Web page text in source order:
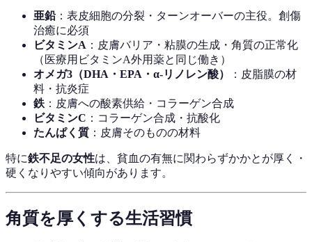
亜鉛：表皮細胞の分裂・ターンオーバーの主役。創傷
治癒に必須
ビタミンA ：皮膚バリア・粘膜の生成・角質の正常化
（医療用ビタミンA外用薬と同じ働き）
オメガ3（DHA・EPA・α-リノレン酸）
：皮脂膜の材
料・抗炎症
鉄 ：皮膚への酸素供給・コラーゲン合成
ビタミンC ：コラーゲン合成・抗酸化
たんぱく質 ：皮膚そのものの材料
特に鉄不足の女性は、貧血の有無に関わらずかかとが厚く・
硬くなりやすい傾向があります。
角質を厚くする生活習慣